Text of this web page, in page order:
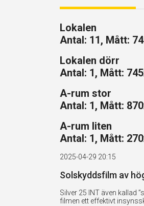
Lokalen
Antal: 11, Mått:
Lokalen dörr
Antal: 1, Mått:
A-rum stor
Antal: 1, Mått:
A-rum liten
Antal: 1, Mått:
2025-04-29 20:15
Solskyddsfilm av
Silver 25 INT även kallad
filmen ett effektivt